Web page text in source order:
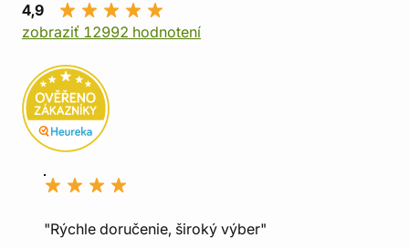
4,9
zobraziť 12992 hodnotení
"Rýchle doručenie, široký výber"